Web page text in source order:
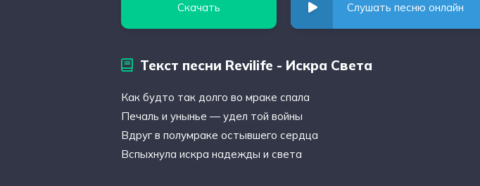
Скачать Слушать песню онлайн
Текст песни Revilife - Искра Света
Как будто так долго во мраке спала
Печаль и унынье — удел той войны
Вдруг в полумраке остывшего сердца
Вспыхнула искра надежды и света